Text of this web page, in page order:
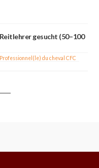
gesucht (50–100
du cheval CFC